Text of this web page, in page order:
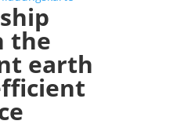
the
earth